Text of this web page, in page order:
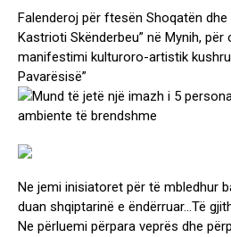
Falenderoj për ftesën Shoqatën dhe
Kastrioti Skënderbeu” në Mynih,
manifestimi kulturoro-artistik
Pavarësisë”
Ne jemi inisiatoret për të mbledhur
duan shqiptarinë e ëndërruar…Të
Ne përluemi përpara veprës dhe